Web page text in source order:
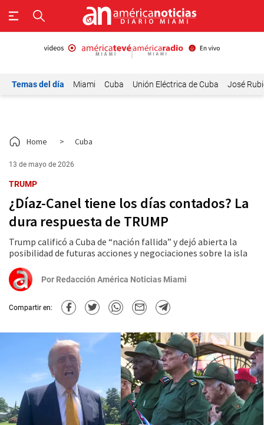
Temas del día Miami Cuba Unión Eléctrica de Cuba José
Home > Cuba
13 de mayo de 2026
TRUMP
¿Díaz-Canel tiene los días contados? La
dura respuesta de TRUMP
Trump calificó a Cuba de “nación fallida” y dejó abierta la
posibilidad de futuras acciones y negociaciones sobre la isla
Por Redacción América Noticias Miami
Compartir en: